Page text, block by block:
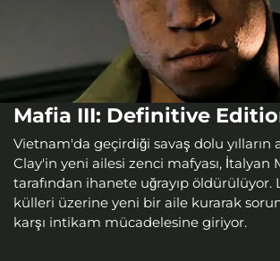
Mafia III: Definitive
Vietnam'da geçirdiği savaş dolu yılların
Clay'in yeni ailesi zenci mafyası, İtalyan
tarafından ihanete uğrayıp öldürülüyor.
külleri üzerine yeni bir aile kurarak
karşı intikam mücadelesine giriyor.